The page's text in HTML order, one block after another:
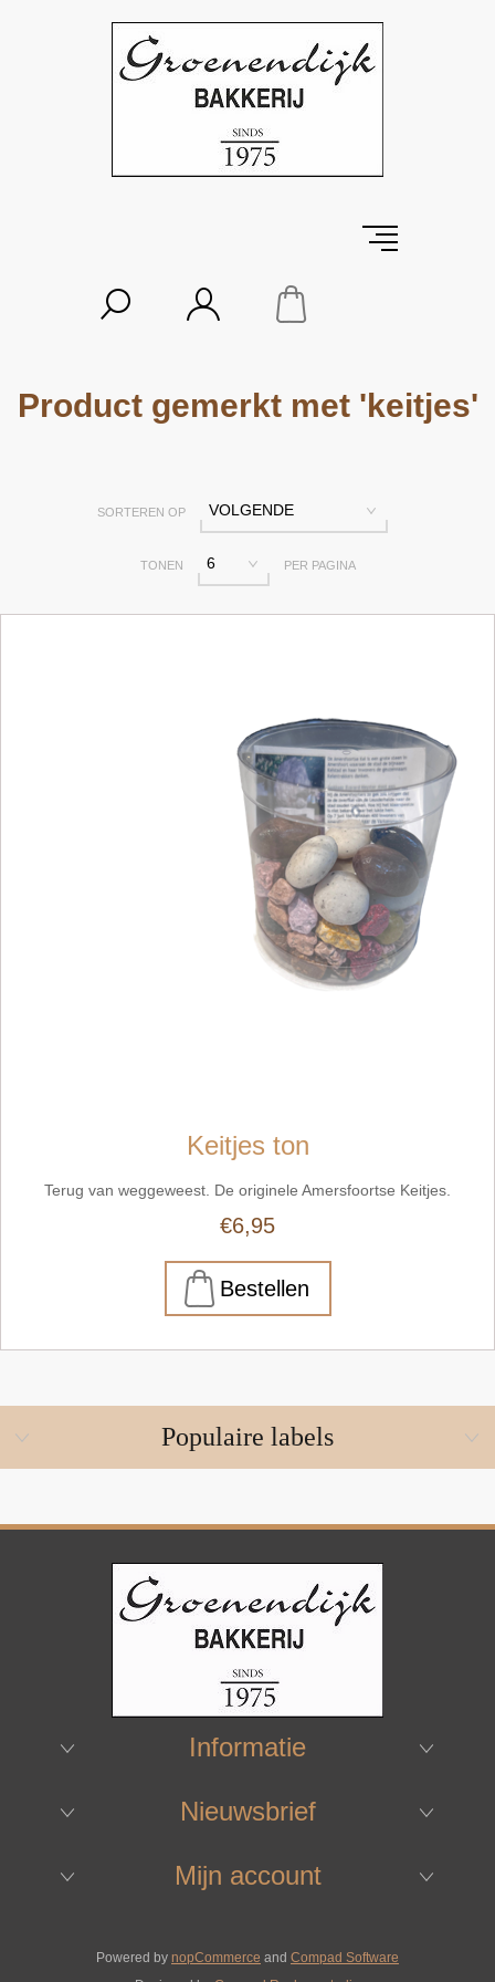
Product gemerkt met 'keitjes'
SORTEREN OP VOLGENDE
TONEN 6 PER PAGINA
Keitjes ton
Terug van weggeweest. De originele Amersfoortse Keitjes.
€6,95
Populaire labels
Informatie
Nieuwsbrief
Mijn account
Powered by nopCommerce and Compad Software